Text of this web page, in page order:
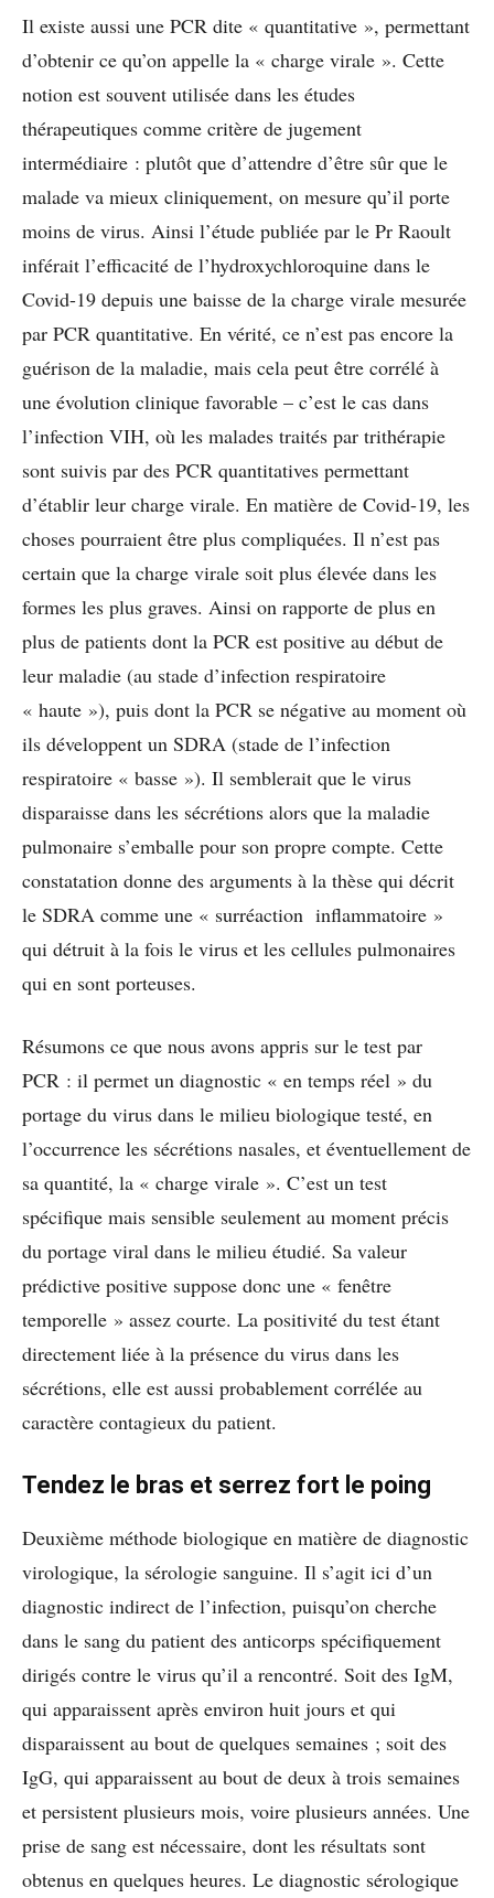
Il existe aussi une PCR dite « quantitative », permettant
d’obtenir ce qu’on appelle la « charge virale ». Cette
notion est souvent utilisée dans les études
thérapeutiques comme critère de jugement
intermédiaire : plutôt que d’attendre d’être sûr que le
malade va mieux cliniquement, on mesure qu’il porte
moins de virus. Ainsi l’étude publiée par le Pr Raoult
inférait l’efficacité de l’hydroxychloroquine dans le
Covid-19 depuis une baisse de la charge virale mesurée
par PCR quantitative. En vérité, ce n’est pas encore la
guérison de la maladie, mais cela peut être corrélé à
une évolution clinique favorable – c’est le cas dans
l’infection VIH, où les malades traités par trithérapie
sont suivis par des PCR quantitatives permettant
d’établir leur charge virale. En matière de Covid-19, les
choses pourraient être plus compliquées. Il n’est pas
certain que la charge virale soit plus élevée dans les
formes les plus graves. Ainsi on rapporte de plus en
plus de patients dont la PCR est positive au début de
leur maladie (au stade d’infection respiratoire
« haute »), puis dont la PCR se négative au moment où
ils développent un SDRA (stade de l’infection
respiratoire « basse »). Il semblerait que le virus
disparaisse dans les sécrétions alors que la maladie
pulmonaire s’emballe pour son propre compte. Cette
constatation donne des arguments à la thèse qui décrit
le SDRA comme une « surréaction inflammatoire »
qui détruit à la fois le virus et les cellules pulmonaires
qui en sont porteuses.
Résumons ce que nous avons appris sur le test par
PCR : il permet un diagnostic « en temps réel » du
portage du virus dans le milieu biologique testé, en
l’occurrence les sécrétions nasales, et éventuellement de
sa quantité, la « charge virale ». C’est un test
spécifique mais sensible seulement au moment précis
du portage viral dans le milieu étudié. Sa valeur
prédictive positive suppose donc une « fenêtre
temporelle » assez courte. La positivité du test étant
directement liée à la présence du virus dans les
sécrétions, elle est aussi probablement corrélée au
caractère contagieux du patient.
Tendez le bras et serrez fort le poing
Deuxième méthode biologique en matière de diagnostic
virologique, la sérologie sanguine. Il s’agit ici d’un
diagnostic indirect de l’infection, puisqu’on cherche
dans le sang du patient des anticorps spécifiquement
dirigés contre le virus qu’il a rencontré. Soit des IgM,
qui apparaissent après environ huit jours et qui
disparaissent au bout de quelques semaines ; soit des
IgG, qui apparaissent au bout de deux à trois semaines
et persistent plusieurs mois, voire plusieurs années. Une
prise de sang est nécessaire, dont les résultats sont
obtenus en quelques heures. Le diagnostic sérologique